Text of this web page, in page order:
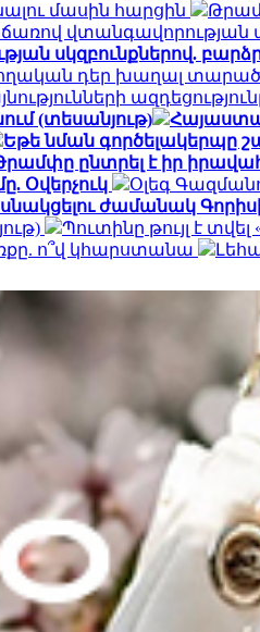
մասին հարցին
վտանգավորության
սկզբունքներով.
դեր խաղալ
(տեսանյութ)
Եթե նման գործելակերպը
ընտրել է իր
Օվերչուկ
Օլեգ
ժամանակ
Պուտինը թույլ է
ո՞վ կհարստանա